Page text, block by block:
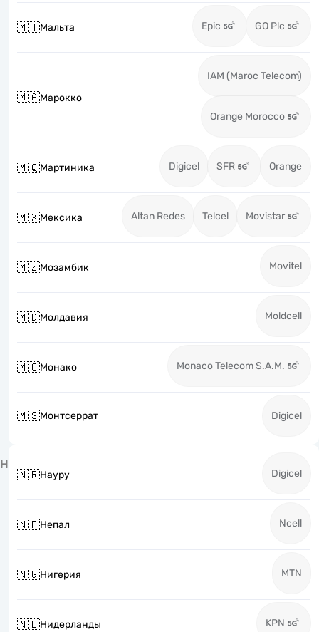
🇲🇹Мальта Epic GO Plc
🇲🇦Марокко
IAM (Maroc Telecom)
Orange Morocco
🇲🇶Мартиника Digicel SFR Orange
🇲🇽Мексика Altan Redes Telcel Movistar
🇲🇿Мозамбик Movitel
🇲🇩Молдавия Moldcell
🇲🇨Монако Monaco Telecom S.A.M.
🇲🇸Монтсеррат Digicel
Н
🇳🇷Науру Digicel
🇳🇵Непал Ncell
🇳🇬Нигерия MTN
🇳🇱Нидерланды KPN